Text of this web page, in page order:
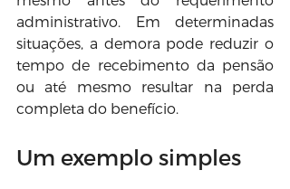
administrativo. Em determinadas
situações, a demora pode reduzir o
tempo de recebimento da pensão
ou até mesmo resultar na perda
completa do benefício.
Um exemplo simples